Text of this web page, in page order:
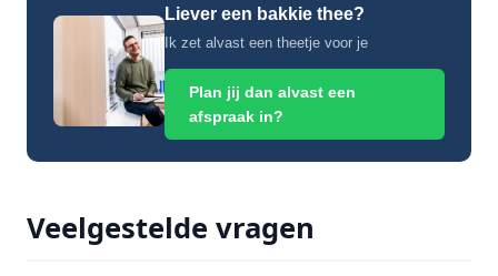
Liever een bakkie thee?
Ik zet alvast een theetje voor je
Plan jij dan alvast een
afspraak in?
Veelgestelde vragen